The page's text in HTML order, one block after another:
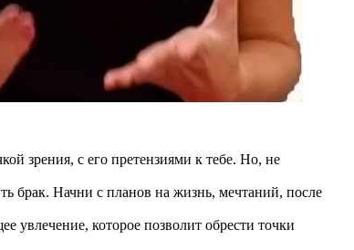
зрения, с его претензиями к тебе. Но, не
брак. Начни с планов на жизнь, мечтаний, после
увлечение, которое позволит обрести точки